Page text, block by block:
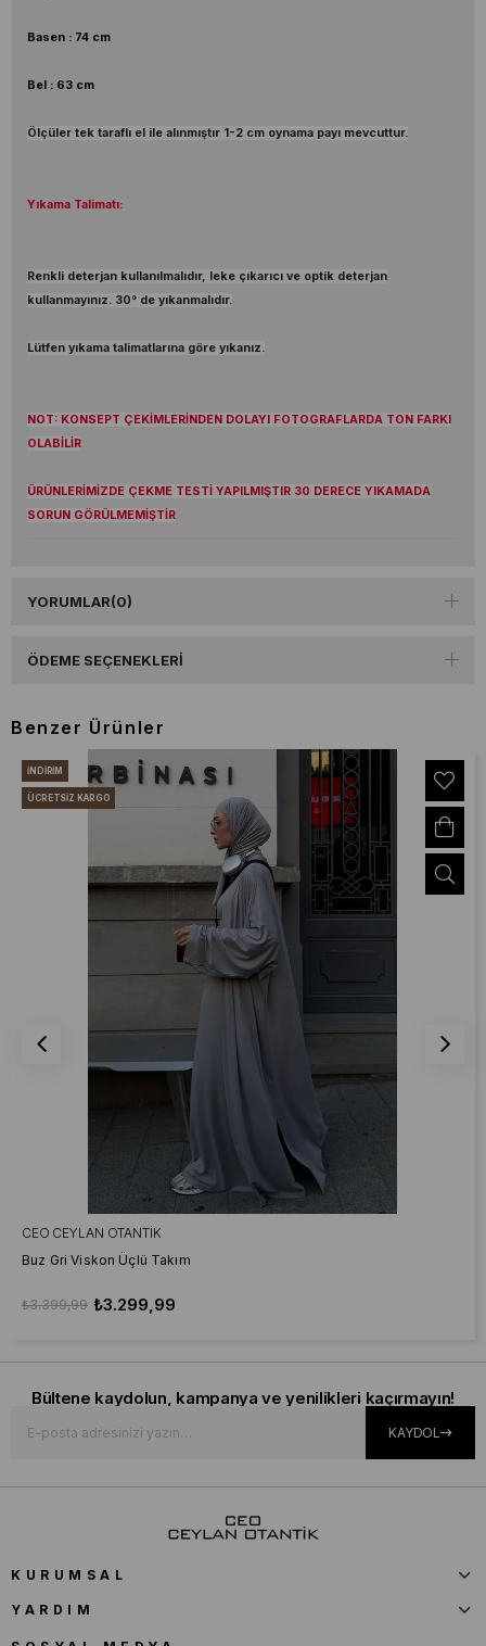
Basen : 74 cm
Bel : 63 cm
Ölçüler tek taraflı el ile alınmıştır 1-2 cm oynama payı mevcuttur.
Yıkama Talimatı:
Renkli deterjan kullanılmalıdır, leke çıkarıcı ve optik deterjan
kullanmayınız. 30° de yıkanmalıdır.
Lütfen yıkama talimatlarına göre yıkanız.
NOT: KONSEPT ÇEKİMLERİNDEN DOLAYI FOTOGRAFLARDA TON FARKI
OLABİLİR
ÜRÜNLERİMİZDE ÇEKME TESTİ YAPILMIŞTIR 30 DERECE YIKAMADA
SORUN GÖRÜLMEMİŞTİR
YORUMLAR(0)
ÖDEME SEÇENEKLERI
Benzer Ürünler
CEO CEYLAN OTANTIK
Buz Gri Viskon Üçlü Takım
₺3.299,99
₺3.399,99
İNDIRIM
ÜCRETSIZ KARGO
Bültene kaydolun, kampanya ve yenilikleri kaçırmayın!
KAYDOL
KURUMSAL
YARDIM